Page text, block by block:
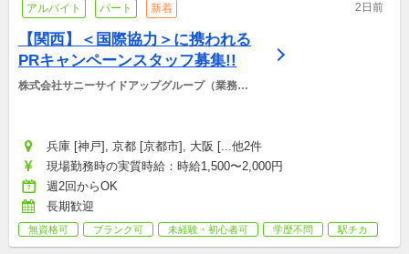
アルバイト パート 新着 2日前
【関西】＜国際協力＞に携われる
PRキャンペーンスタッフ募集!!
株式会社サニーサイドアップグループ（業務運
兵庫 [神戸], 京都 [京都市], 大阪 [...他2件
現場勤務時の実質時給：時給1,500〜2,000円
週2回からOK
長期歓迎
無資格可 ブランク可 未経験・初心者可 学歴不問 駅チカ